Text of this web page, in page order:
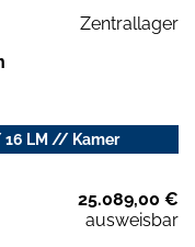
Zentrallager
LM // Kamer
25.089,00 €
ausweisbar